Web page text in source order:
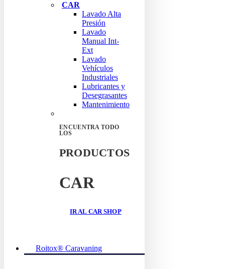
CAR
Lavado Alta
Presión
Lavado
Manual Int-
Ext
Lavado
Vehículos
Industriales
Lubricantes y
Desegrasantes
Mantenimiento
ENCUENTRA TODO
LOS
PRODUCTOS
CAR
IR AL CAR SHOP
Roitox® Caravaning